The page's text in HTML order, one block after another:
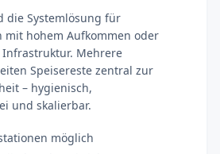
die Systemlösung für
mit hohem Aufkommen oder
Mehrere
Speisereste zentral zur
– hygienisch,
und skalierbar.
möglich